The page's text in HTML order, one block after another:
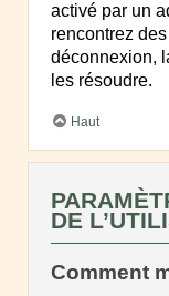
activé par un
rencontrez
déconnexion,
les résoudre.
Haut
DE
Comment